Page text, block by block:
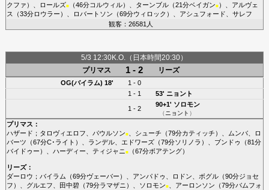
クファ ）、 ロールズ■（46分コルウィル）、 ターンブル（21分ベイガン■）、 アルヴェ
ス
（33分ロウラー ）、 ロバートソン （69分ウィロック ）、 アシュフォード
サレフ
観客：26581人
5/3 12:30K.O.（日本時間20:30）
プリマス
1 - 2 リーズ
OG(バイラム) 18'
1 - 0
1 - 1
53' ニョント
1 - 2
90+1' ソロモン
（ ニョント ）
プリマス ：
ハザード ； タロヴィエロフ パウルソン■、 シューチ （79分カティッチ ）、 ムンバ、
ロ
バーツ （67分C･ライト ）、 ランデル、 エドワーズ（79分ソリノラ ）、 ブンドゥ
（81分
バイドゥー ）、 ハーディー ティジャニ ■（67分ボアテング）
リーズ：
ダーロウ ； バイラム （69分ヴェーバー ）、 アンパドゥ ロドン ボグル（90分ジョセ
フ ）、 グルエフ 田中碧（79分ラマザニ ）、 ソロモン■、 アーロンソン （79分バムフォ